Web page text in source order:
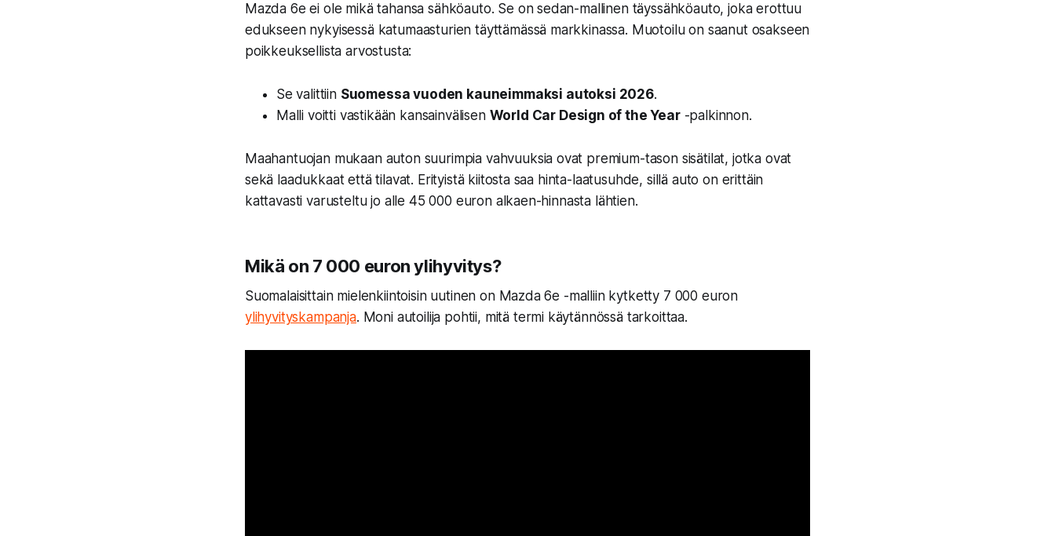
Mazda 6e ei ole mikä tahansa sähköauto. Se on sedan-mallinen täyssähköauto, joka erottuu
edukseen nykyisessä katumaasturien täyttämässä markkinassa. Muotoilu on saanut osakseen
poikkeuksellista arvostusta:
Se valittiin Suomessa vuoden kauneimmaksi autoksi 2026.
Malli voitti vastikään kansainvälisen World Car Design of the Year-palkinnon.
Maahantuojan mukaan auton suurimpia vahvuuksia ovat premium-tason sisätilat, jotka ovat
sekä laadukkaat että tilavat. Erityistä kiitosta saa hinta-laatusuhde, sillä auto on erittäin
kattavasti varusteltu jo alle 45 000 euron alkaen-hinnasta lähtien.
Mikä on 7 000 euron ylihyvitys?
Suomalaisittain mielenkiintoisin uutinen on Mazda 6e -malliin kytketty 7 000 euron
ylihyvityskampanja. Moni autoilija pohtii, mitä termi käytännössä tarkoittaa.